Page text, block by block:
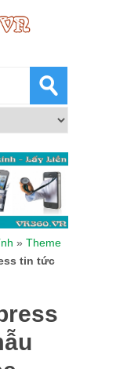
» Theme
tin tức